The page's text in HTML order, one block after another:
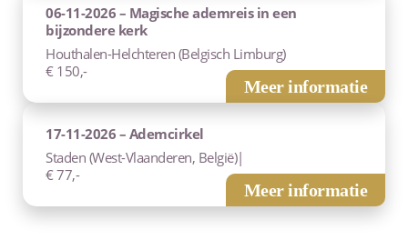
06-11-2026 – Magische ademreis in een
bijzondere kerk
Houthalen-Helchteren (Belgisch Limburg)
€ 150,-
Meer informatie
17-11-2026 – Ademcirkel
Staden (West-Vlaanderen, België)|
€ 77,-
Meer informatie